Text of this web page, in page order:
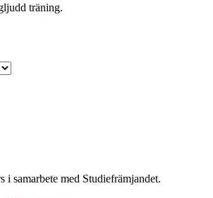
träning.
i samarbete med Studiefrämjandet.